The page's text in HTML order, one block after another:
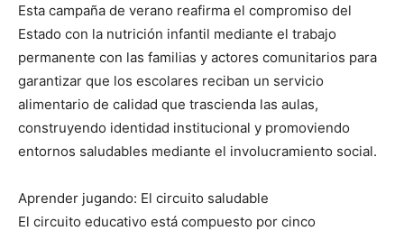
Esta campaña de verano reafirma el compromiso del
Estado con la nutrición infantil mediante el trabajo
permanente con las familias y actores comunitarios para
garantizar que los escolares reciban un servicio
alimentario de calidad que trascienda las aulas,
construyendo identidad institucional y promoviendo
entornos saludables mediante el involucramiento social.
Aprender jugando: El circuito saludable
El circuito educativo está compuesto por cinco